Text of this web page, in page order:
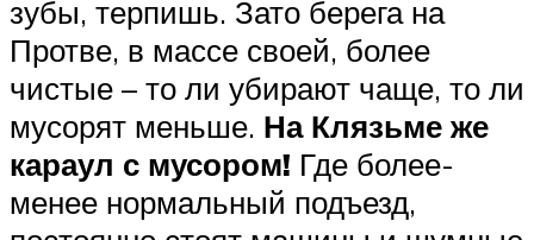
зубы, терпишь. Зато берега на
Протве, в массе своей, более
чистые – то ли убирают чаще, то ли
мусорят меньше. На Клязьме же
караул с мусором! Где более-
менее нормальный подъезд,